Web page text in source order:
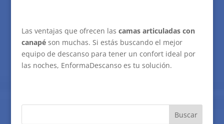
Las ventajas que ofrecen las camas articuladas con
canapéson muchas. Si estás buscando el mejor
equipo de descanso para tener un confort ideal por
las noches, EnformaDescanso es tu solución.